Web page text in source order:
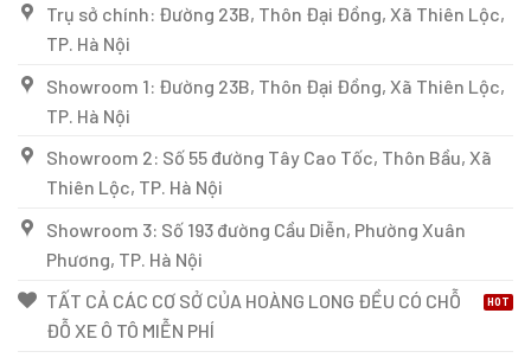
Trụ sở chính: Đường 23B, Thôn Đại Đồng, Xã Thiên Lộc,
TP. Hà Nội
Showroom 1: Đường 23B, Thôn Đại Đồng, Xã Thiên Lộc,
TP. Hà Nội
Showroom 2: Số 55 đường Tây Cao Tốc, Thôn Bầu, Xã
Thiên Lộc, TP. Hà Nội
Showroom 3: Số 193 đường Cầu Diễn, Phường Xuân
Phương, TP. Hà Nội
TẤT CẢ CÁC CƠ SỞ CỦA HOÀNG LONG ĐỀU CÓ CHỖ
ĐỖ XE Ô TÔ MIỄN PHÍ